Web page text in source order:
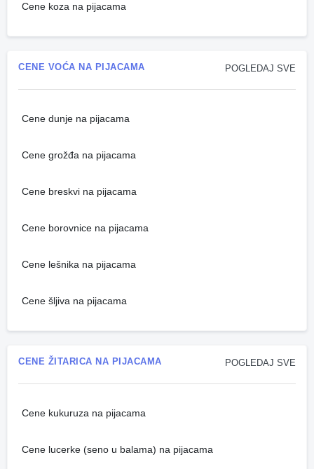
Cene koza na pijacama
POGLEDAJ SVE
CENE VOĆA NA PIJACAMA
Cene dunje na pijacama
Cene grožđa na pijacama
Cene breskvi na pijacama
Cene borovnice na pijacama
Cene lešnika na pijacama
Cene šljiva na pijacama
POGLEDAJ SVE
CENE ŽITARICA NA PIJACAMA
Cene kukuruza na pijacama
Cene lucerke (seno u balama) na pijacama